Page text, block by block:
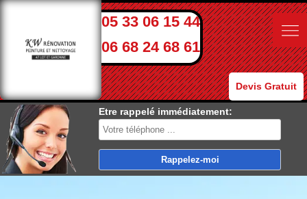
05 33 06 15 44
06 68 24 68 61
Devis Gratuit
Etre rappelé immédiatement: